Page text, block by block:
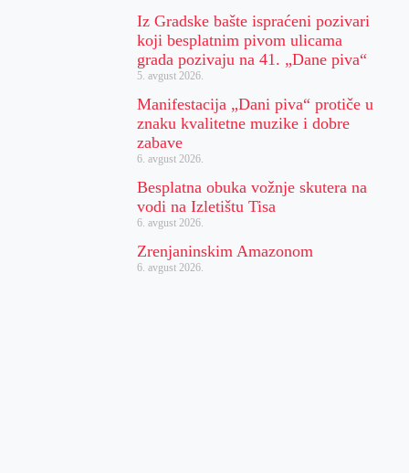
Iz Gradske bašte ispraćeni pozivari
koji besplatnim pivom ulicama
grada pozivaju na 41. „Dane piva“
5. avgust 2026.
Manifestacija „Dani piva“ protiče u
znaku kvalitetne muzike i dobre
zabave
6. avgust 2026.
Besplatna obuka vožnje skutera na
vodi na Izletištu Tisa
6. avgust 2026.
Zrenjaninskim Amazonom
6. avgust 2026.